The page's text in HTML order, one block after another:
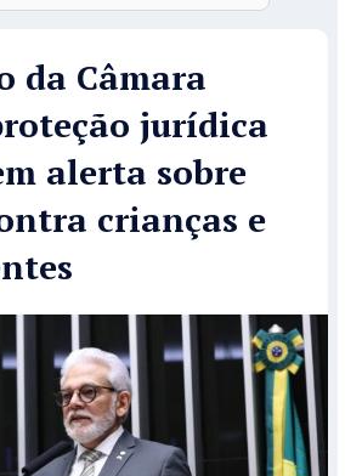
da Câmara
jurídica
alerta sobre
crianças e